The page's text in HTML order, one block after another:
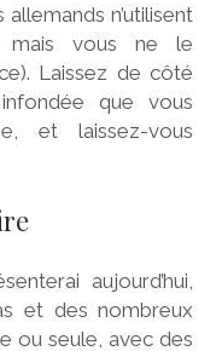
n’utilisent
mais vous ne le
Laissez de côté
que vous
et laissez-vous
aujourd’hui,
et des nombreux
ou seule, avec des